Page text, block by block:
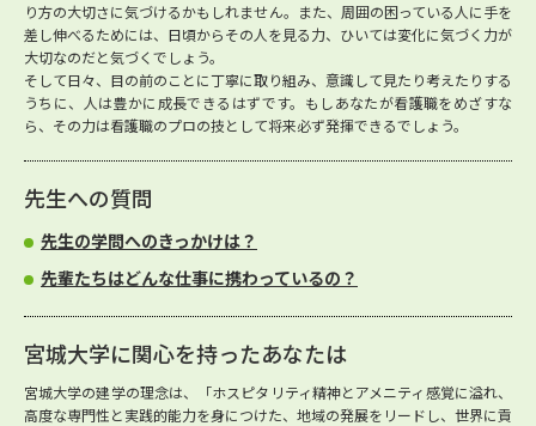
り方の大切さに気づけるかもしれません。また、周囲の困っている人に手を
差し伸べるためには、日頃からその人を見る力、ひいては変化に気づく力が
大切なのだと気づくでしょう。
そして日々、目の前のことに丁寧に取り組み、意識して見たり考えたりする
うちに、人は豊かに成長できるはずです。もしあなたが看護職をめざすな
ら、その力は看護職のプロの技として将来必ず発揮できるでしょう。
先生への質問
先生の学問へのきっかけは？
先輩たちはどんな仕事に携わっているの？
宮城大学に関心を持ったあなたは
宮城大学の建学の理念は、「ホスピタリティ精神とアメニティ感覚に溢れ、
高度な専門性と実践的能力を身につけた、地域の発展をリードし、世界に貢